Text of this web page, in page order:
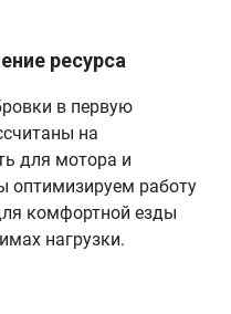
ресурса
в первую
на
для мотора и
оптимизируем работу
комфортной езды
нагрузки.